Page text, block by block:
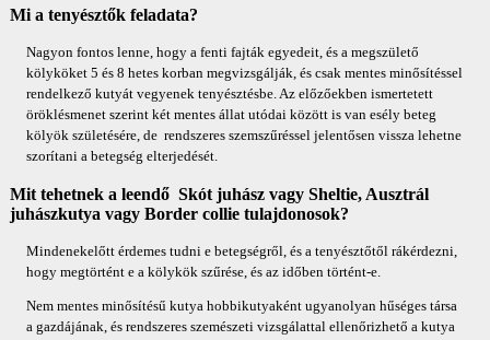
Mi a tenyésztők feladata?
Nagyon fontos lenne, hogy a fenti fajták egyedeit, és a megszülető
kölyköket 5 és 8 hetes korban megvizsgálják, és csak mentes minősítéssel
rendelkező kutyát vegyenek tenyésztésbe. Az előzőekben ismertetett
öröklésmenet szerint két mentes állat utódai között is van esély beteg
kölyök születésére, de rendszeres szemszűréssel jelentősen vissza lehetne
szorítani a betegség elterjedését.
Mit tehetnek a leendő Skót juhász vagy Sheltie, Ausztrál
juhászkutya vagy Border collie tulajdonosok?
Mindenekelőtt érdemes tudni e betegségről, és a tenyésztőtől rákérdezni,
hogy megtörtént e a kölykök szűrése, és az időben történt-e.
Nem mentes minősítésű kutya hobbikutyaként ugyanolyan hűséges társa
a gazdájának, és rendszeres szemészeti vizsgálattal ellenőrizhető a kutya